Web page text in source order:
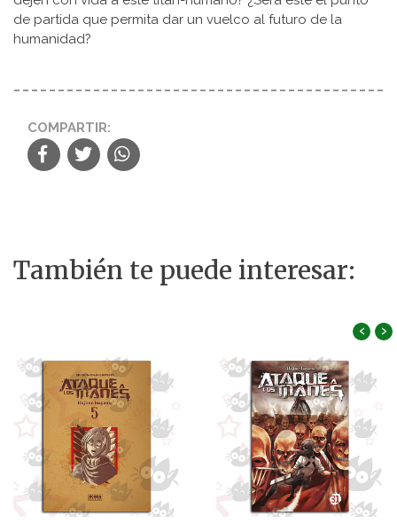
de partida que permita dar un vuelco al futuro de la
humanidad?
COMPARTIR:
También te puede interesar:
‹ ›